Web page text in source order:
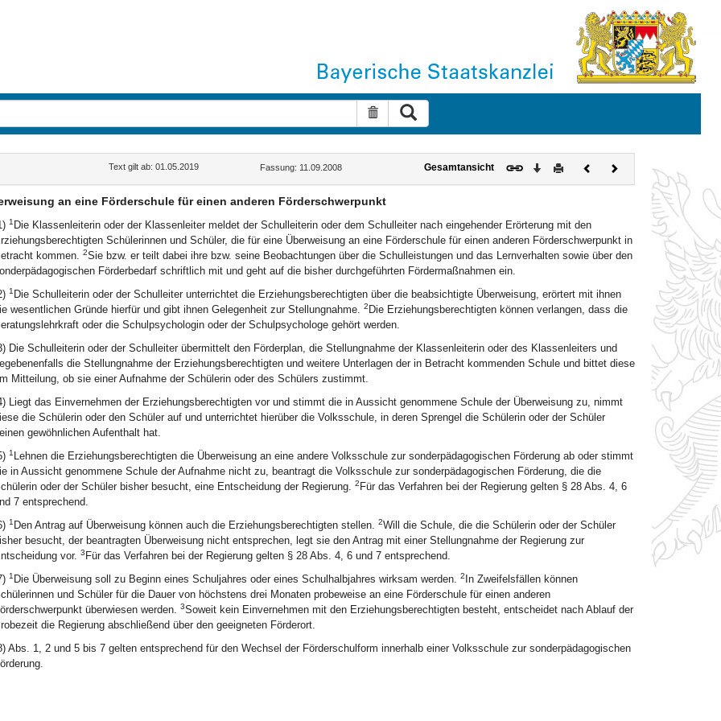
Suche zurücksetzen
Text gilt ab: 01.05.2019 Fassung: 11.09.2008 Gesamtansicht Download
DruckenVorherigesNächstes
Dokument
an eine Förderschule für einen anderen Förderschwerpunkt
1 Die Klassenleiterin oder der Klassenleiter meldet der Schulleiterin oder dem Schulleiter nach eingehender Erörterung mit den
Schülerinnen und Schüler, die für eine Überweisung an eine Förderschule für einen anderen Förderschwerpunkt in
kommen. 2Sie bzw. er teilt dabei ihre bzw. seine Beobachtungen über die Schulleistungen und das Lernverhalten sowie über den
Förderbedarf schriftlich mit und geht auf die bisher durchgeführten Fördermaßnahmen ein.
1 Die Schulleiterin oder der Schulleiter unterrichtet die Erziehungsberechtigten über die beabsichtigte Überweisung, erörtert mit ihnen
wesentlichen Gründe hierfür und gibt ihnen Gelegenheit zur Stellungnahme. 2 Die Erziehungsberechtigten können verlangen, dass die
oder die Schulpsychologin oder der Schulpsychologe gehört werden.
Die Schulleiterin oder der Schulleiter übermittelt den Förderplan, die Stellungnahme der Klassenleiterin oder des Klassenleiters und
die Stellungnahme der Erziehungsberechtigten und weitere Unterlagen der in Betracht kommenden Schule und bittet diese
Mitteilung, ob sie einer Aufnahme der Schülerin oder des Schülers zustimmt.
Liegt das Einvernehmen der Erziehungsberechtigten vor und stimmt die in Aussicht genommene Schule der Überweisung zu, nimmt
die Schülerin oder den Schüler auf und unterrichtet hierüber die Volksschule, in deren Sprengel die Schülerin oder der Schüler
gewöhnlichen Aufenthalt hat.
1 Lehnen die Erziehungsberechtigten die Überweisung an eine andere Volksschule zur sonderpädagogischen Förderung ab oder stimmt
in Aussicht genommene Schule der Aufnahme nicht zu, beantragt die Volksschule zur sonderpädagogischen Förderung, die die
oder der Schüler bisher besucht, eine Entscheidung der Regierung. 2 Für das Verfahren bei der Regierung gelten § 28 Abs. 4, 6
7 entsprechend.
1 Den Antrag auf Überweisung können auch die Erziehungsberechtigten stellen. 2Will die Schule, die die Schülerin oder der Schüler
besucht, der beantragten Überweisung nicht entsprechen, legt sie den Antrag mit einer Stellungnahme der Regierung zur
vor. 3 Für das Verfahren bei der Regierung gelten § 28 Abs. 4, 6 und 7 entsprechend.
1 Die Überweisung soll zu Beginn eines Schuljahres oder eines Schulhalbjahres wirksam werden. 2 In Zweifelsfällen können
und Schüler für die Dauer von höchstens drei Monaten probeweise an eine Förderschule für einen anderen
überwiesen werden. 3Soweit kein Einvernehmen mit den Erziehungsberechtigten besteht, entscheidet nach Ablauf der
die Regierung abschließend über den geeigneten Förderort.
Abs. 1, 2 und 5 bis 7 gelten entsprechend für den Wechsel der Förderschulform innerhalb einer Volksschule zur sonderpädagogischen